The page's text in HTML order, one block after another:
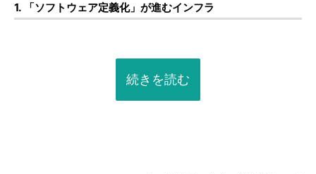
1. 「ソフトウェア定義化」が進むインフラ
続きを読む